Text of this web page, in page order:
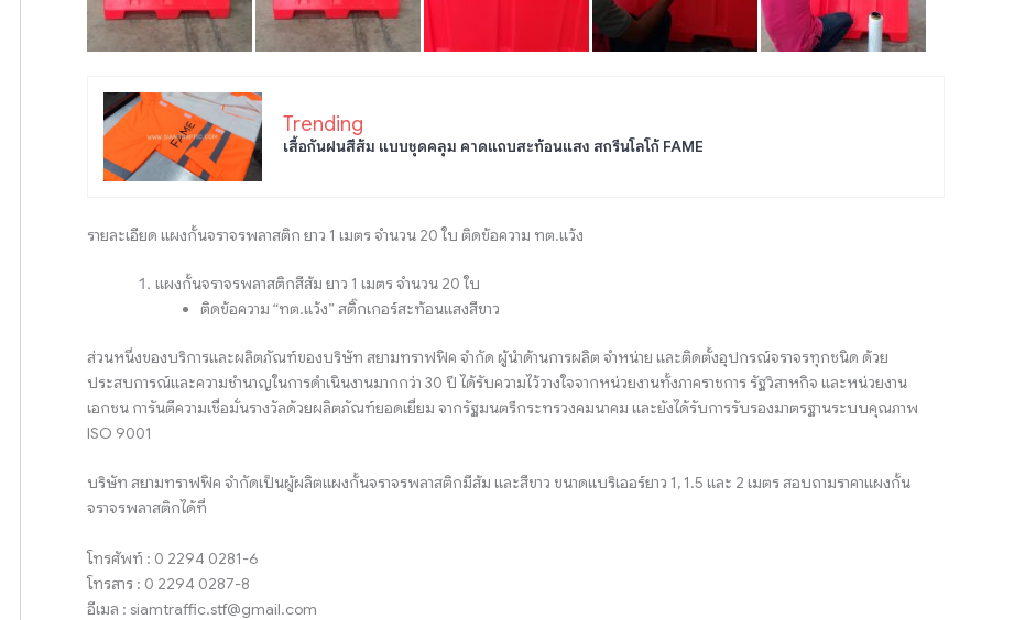
Trending
เสื้อกันฝนสีส้ม แบบชุดคลุม คาดแถบสะท้อนแสง สกรีนโลโก้ FAME
รายละเอียด แผงกั้นจราจรพลาสติก ยาว 1 เมตร จำนวน 20 ใบ ติดข้อความ ทต.แว้ง
แผงกั้นจราจรพลาสติกสีส้ม ยาว 1 เมตร จำนวน 20 ใบ
ติดข้อความ “ทต.แว้ง” สติ๊กเกอร์สะท้อนแสงสีขาว
ส่วนหนึ่งของบริการและผลิตภัณฑ์ของบริษัท สยามทราฟฟิค จำกัด ผู้นำด้านการผลิต จำหน่าย และติดตั้งอุปกรณ์จราจรทุกชนิด ด้วย
ประสบการณ์และความชำนาญในการดำเนินงานมากกว่า 30 ปี ได้รับความไว้วางใจจากหน่วยงานทั้งภาคราชการ รัฐวิสาหกิจ และหน่วยงาน
เอกชน การันตีความเชื่อมั่นรางวัลด้วยผลิตภัณฑ์ยอดเยี่ยม จากรัฐมนตรีกระทรวงคมนาคม และยังได้รับการรับรองมาตรฐานระบบคุณภาพ
ISO 9001
บริษัท สยามทราฟฟิค จำกัดเป็นผู้ผลิตแผงกั้นจราจรพลาสติกมีส้ม และสีขาว ขนาดแบริเออร์ยาว 1, 1.5 และ 2 เมตร สอบถามราคาแผงกั้น
จราจรพลาสติกได้ที่
โทรศัพท์ : 0 2294 0281-6
โทรสาร : 0 2294 0287-8
อีเมล : siamtraffic.stf@gmail.com